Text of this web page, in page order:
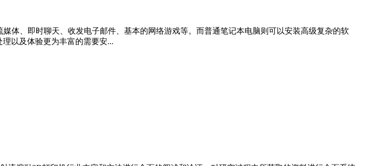
体、即时聊天、收发电子邮件、基本的网络游戏等。而普通笔记本电脑则可以安装高级复杂的软
以及体验更为丰富的需要安...